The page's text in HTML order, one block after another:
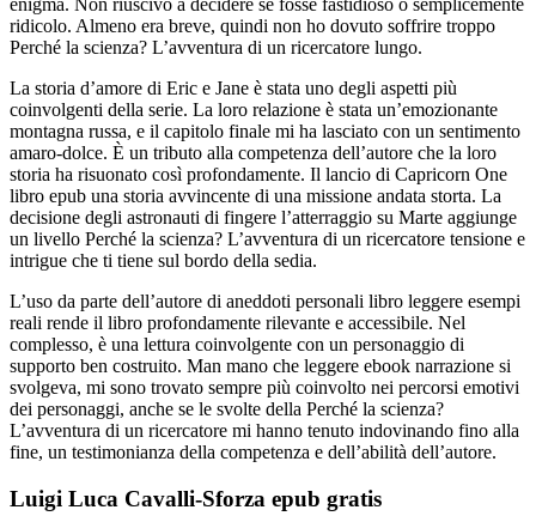
enigma. Non riuscivo a decidere se fosse fastidioso o semplicemente
ridicolo. Almeno era breve, quindi non ho dovuto soffrire troppo
Perché la scienza? L’avventura di un ricercatore lungo.
La storia d’amore di Eric e Jane è stata uno degli aspetti più
coinvolgenti della serie. La loro relazione è stata un’emozionante
montagna russa, e il capitolo finale mi ha lasciato con un sentimento
amaro-dolce. È un tributo alla competenza dell’autore che la loro
storia ha risuonato così profondamente. Il lancio di Capricorn One
libro epub una storia avvincente di una missione andata storta. La
decisione degli astronauti di fingere l’atterraggio su Marte aggiunge
un livello Perché la scienza? L’avventura di un ricercatore tensione e
intrigue che ti tiene sul bordo della sedia.
L’uso da parte dell’autore di aneddoti personali libro leggere esempi
reali rende il libro profondamente rilevante e accessibile. Nel
complesso, è una lettura coinvolgente con un personaggio di
supporto ben costruito. Man mano che leggere ebook narrazione si
svolgeva, mi sono trovato sempre più coinvolto nei percorsi emotivi
dei personaggi, anche se le svolte della Perché la scienza?
L’avventura di un ricercatore mi hanno tenuto indovinando fino alla
fine, un testimonianza della competenza e dell’abilità dell’autore.
Luigi Luca Cavalli-Sforza epub gratis